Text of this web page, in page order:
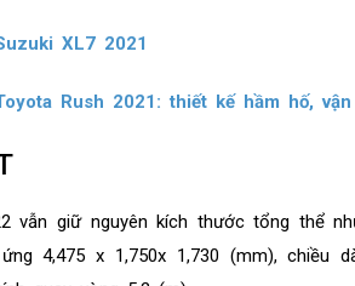
XL7 2021
Rush 2021: thiết kế hầm hố,
vẫn giữ nguyên kích thước tổng thể
4,475 x 1,750x 1,730 (mm), chiều